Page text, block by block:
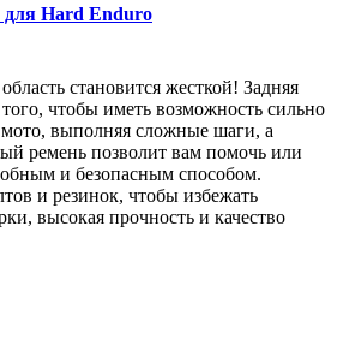
для Hard Enduro
становится жесткой! Задняя
чтобы иметь возможность сильно
мото, выполняя сложные шаги, а
ремень позволит вам помочь или
и безопасным способом.
и резинок, чтобы избежать
высокая прочность и качество